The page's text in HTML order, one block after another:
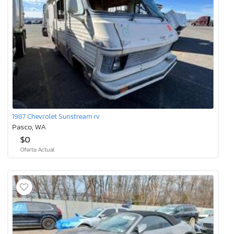
1987 Chevrolet Sunstream rv
Pasco, WA
$0
Oferta Actual